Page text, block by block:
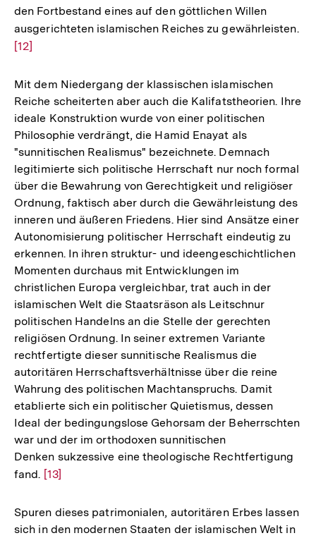
den Fortbestand eines auf den göttlichen Willen
ausgerichteten islamischen Reiches zu gewährleisten.
[12]
Mit dem Niedergang der klassischen islamischen
Reiche scheiterten aber auch die Kalifatstheorien. Ihre
ideale Konstruktion wurde von einer politischen
Philosophie verdrängt, die Hamid Enayat als
"sunnitischen Realismus" bezeichnete. Demnach
legitimierte sich politische Herrschaft nur noch formal
über die Bewahrung von Gerechtigkeit und religiöser
Ordnung, faktisch aber durch die Gewährleistung des
inneren und äußeren Friedens. Hier sind Ansätze einer
Autonomisierung politischer Herrschaft eindeutig zu
erkennen. In ihren struktur- und ideengeschichtlichen
Momenten durchaus mit Entwicklungen im
christlichen Europa vergleichbar, trat auch in der
islamischen Welt die Staatsräson als Leitschnur
politischen Handelns an die Stelle der gerechten
religiösen Ordnung. In seiner extremen Variante
rechtfertigte dieser sunnitische Realismus die
autoritären Herrschaftsverhältnisse über die reine
Wahrung des politischen Machtanspruchs. Damit
etablierte sich ein politischer Quietismus, dessen
Ideal der bedingungslose Gehorsam der Beherrschten
war und der im orthodoxen sunnitischen
Denken sukzessive eine theologische Rechtfertigung
fand. Zur
der
Fußnote
[13]
Spuren dieses patrimonialen, autoritären Erbes lassen
sich in den modernen Staaten der islamischen Welt in